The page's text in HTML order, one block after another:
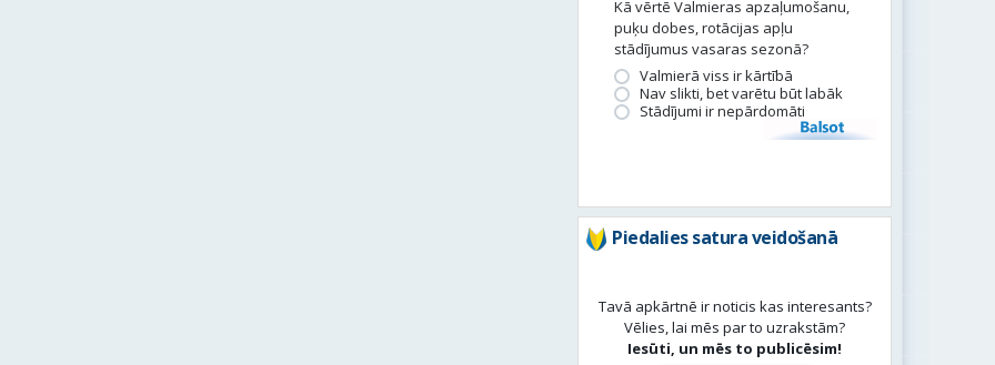
Kā vērtē Valmieras apzaļumošanu,
puķu dobes, rotācijas apļu
stādījumus vasaras sezonā?
Valmierā viss ir kārtībā
Nav slikti, bet varētu būt labāk
Stādījumi ir nepārdomāti
Balsot
Piedalies satura veidošanā
Tavā apkārtnē ir noticis kas interesants?
Vēlies, lai mēs par to uzrakstām?
Iesūti, un mēs to publicēsim!